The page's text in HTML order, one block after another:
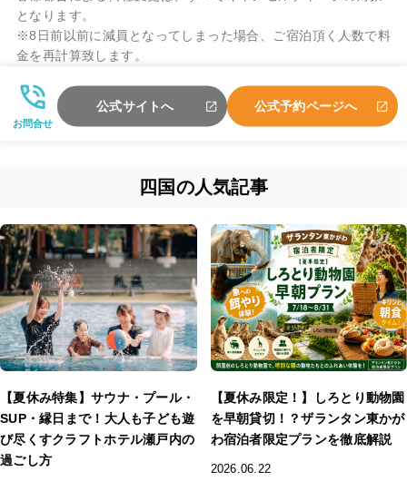
となります。
※8日前以前に減員となってしまった場合、ご宿泊頂く人数で料
金を再計算致します。
お問合せ
公式サイトへ 公式予約ページへ
四国の人気記事
【夏休み特集】サウナ・プール・
SUP・縁日まで！大人も子ども遊
び尽くすクラフトホテル瀬戸内の
過ごし方
【夏休み限定！】しろとり動物園
を早朝貸切！？ザランタン東かが
わ宿泊者限定プランを徹底解説
2026.06.22